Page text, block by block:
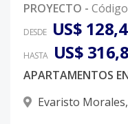
PROYECTO - Código
DESDE US$
HASTA US$
Evaristo Morales,